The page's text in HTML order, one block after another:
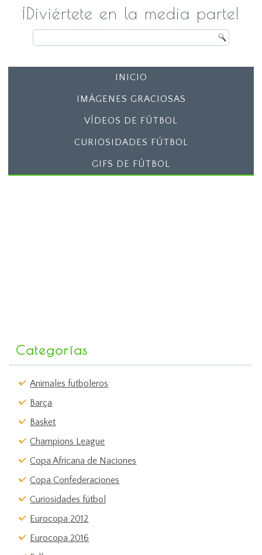
¡Diviértete en la media parte!
INICIO
IMÁGENES GRACIOSAS
VÍDEOS DE FÚTBOL
CURIOSIDADES FÚTBOL
GIFS DE FÚTBOL
Categorías
Animales futboleros
Barça
Basket
Champions League
Copa Africana de Naciones
Copa Confederaciones
Curiosidades fútbol
Eurocopa 2012
Eurocopa 2016